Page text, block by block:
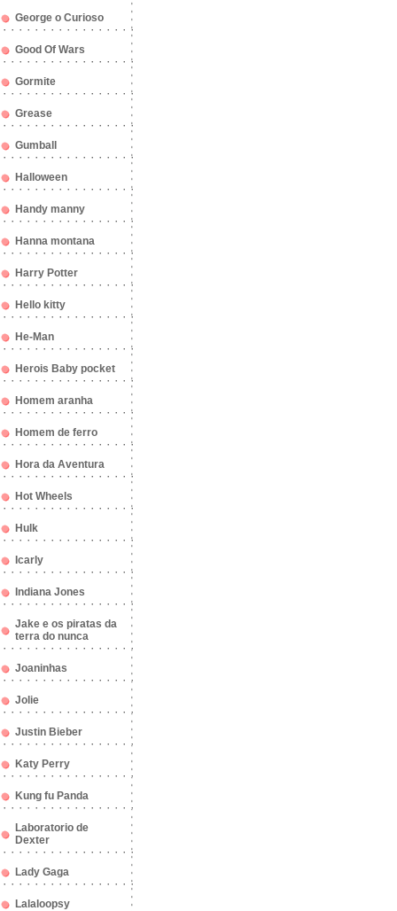
George o Curioso
Good Of Wars
Gormite
Grease
Gumball
Halloween
Handy manny
Hanna montana
Harry Potter
Hello kitty
He-Man
Herois Baby pocket
Homem aranha
Homem de ferro
Hora da Aventura
Hot Wheels
Hulk
Icarly
Indiana Jones
Jake e os piratas da
terra do nunca
Joaninhas
Jolie
Justin Bieber
Katy Perry
Kung fu Panda
Laboratorio de
Dexter
Lady Gaga
Lalaloopsy